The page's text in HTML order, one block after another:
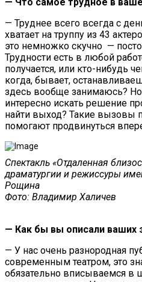
— Труднее всего всегда с
хватает на труппу из 43
это немножко скучно —
Трудности есть в любой
получается, или кто-нибудь
когда, бывает,
здесь вообще занимаюсь? Но
интересно искать решение
найти выход? Такие вызовы
помогают продвинуться
Спектакль «Отдаленная
драматургии и режиссуры
Рощина
Фото: Владимир Халичев
— Как бы вы описали ваших
— У нас очень разнородная
современным театром, это
обязательно вписываемся в